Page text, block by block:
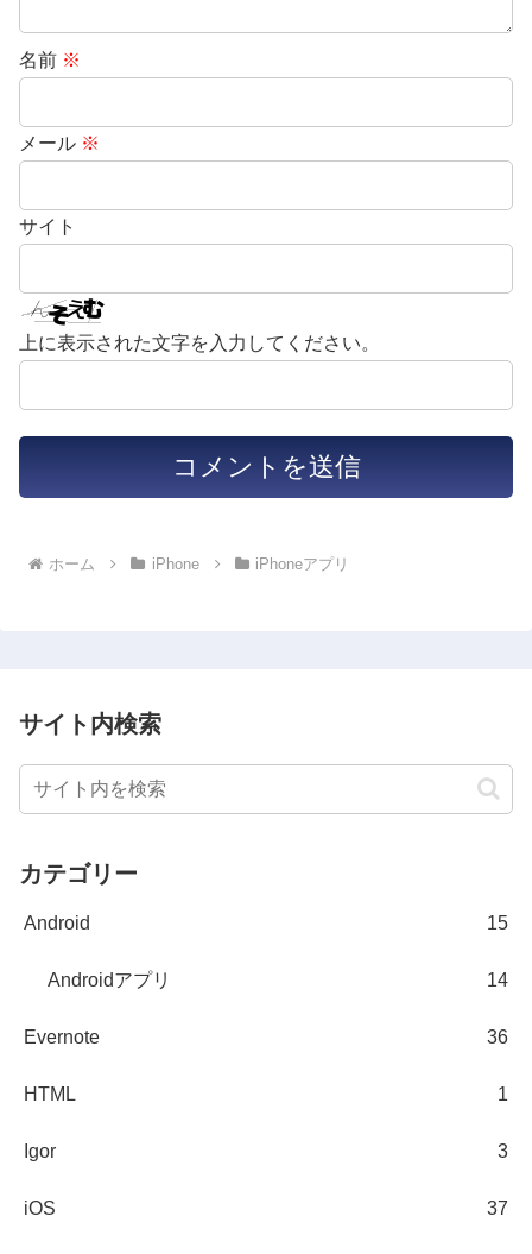
名前 ※
メール ※
サイト
上に表示された文字を入力してください。
ホーム iPhone iPhoneアプリ
サイト内検索
カテゴリー
Android 15
Androidアプリ 14
Evernote 36
HTML 1
Igor 3
iOS 37